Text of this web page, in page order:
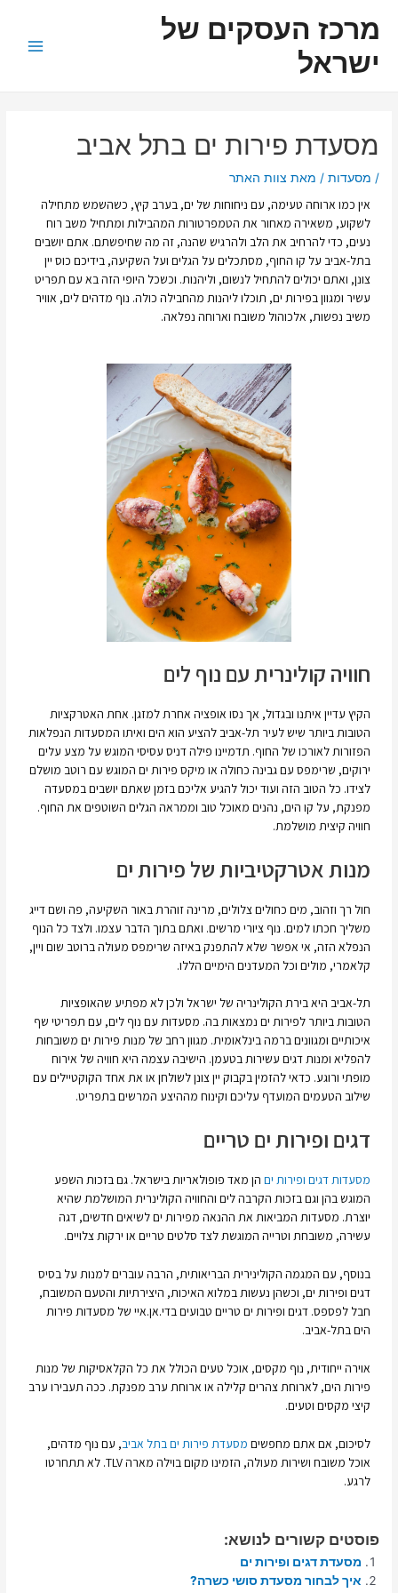
לתוכןמרכז העסקים של
ישראל
מסעדת פירות ים בתל אביב
/ מסעדות / מאת צוות האתר
אין כמו ארוחה טעימה, עם ניחוחות של ים, בערב קיץ, כשהשמש מתחילה
לשקוע, משאירה מאחור את הטמפרטורות המהבילות ומתחיל משב רוח
נעים, כדי להרחיב את הלב ולהרגיש שהנה, זה מה שחיפשתם. אתם יושבים
בתל-אביב על קו החוף, מסתכלים על הגלים ועל השקיעה, בידיכם כוס יין
צונן, ואתם יכולים להתחיל לנשום, וליהנות. וכשכל היופי הזה בא עם תפריט
עשיר ומגוון בפירות ים, תוכלו ליהנות מהחבילה כולה. נוף מדהים לים, אוויר
משיב נפשות, אלכוהול משובח וארוחה נפלאה.
חוויה קולינרית עם נוף לים
הקיץ עדיין איתנו ובגדול, אך נסו אופציה אחרת למזגן. אחת האטרקציות
הטובות ביותר שיש לעיר תל-אביב להציע הוא הים ואיתו המסעדות הנפלאות
הפזורות לאורכו של החוף. תדמיינו פילה דניס עסיסי המוגש על מצע עלים
ירוקים, שרימפס עם גבינה כחולה או מיקס פירות ים המוגש עם רוטב מושלם
לצידו. כל הטוב הזה ועוד יכול להגיע אליכם בזמן שאתם יושבים במסעדה
מפנקת, על קו הים, נהנים מאוכל טוב וממראה הגלים השוטפים את החוף.
חוויה קיצית מושלמת.
מנות אטרקטיביות של פירות ים
חול רך וזהוב, מים כחולים צלולים, מרינה זוהרת באור השקיעה, פה ושם דייג
משליך חכתו למים. נוף ציורי מרשים. ואתם בתוך הדבר עצמו. ולצד כל הנוף
הנפלא הזה, אי אפשר שלא להתפנק באיזה שרימפס מעולה ברוטב שום ויין,
קלאמרי, מולים וכל המעדנים הימיים הללו.
תל-אביב היא בירת הקולינריה של ישראל ולכן לא מפתיע שהאופציות
הטובות ביותר לפירות ים נמצאות בה. מסעדות עם נוף לים, עם תפריטי שף
איכותיים ומגוונים ברמה בינלאומית. מגוון רחב של מנות פירות ים משובחות
להפליא ומנות דגים עשירות בטעמן. הישיבה עצמה היא חוויה של אירוח
מופתי ורוגע. כדאי להזמין בקבוק יין צונן לשולחן או את אחד הקוקטיילים עם
שילוב הטעמים המועדף עליכם וקינוח מההיצע המרשים בתפריט.
דגים ופירות ים טריים
מסעדות דגים ופירות ים הן מאד פופולאריות בישראל. גם בזכות השפע
המוגש בהן וגם בזכות הקרבה לים והחוויה הקולינרית המושלמת שהיא
יוצרת. מסעדות המביאות את ההנאה מפירות ים לשיאים חדשים, דגה
עשירה, משובחת וטרייה המוגשת לצד סלטים טריים או ירקות צלויים.
בנוסף, עם המגמה הקולינירית הבריאותית, הרבה עוברים למנות על בסיס
דגים ופירות ים, וכשהן נעשות במלוא האיכות, היצירתיות והטעם המשובח,
חבל לפספס. דגים ופירות ים טריים טבועים בדי.אן.איי של מסעדות פירות
הים בתל-אביב.
אוירה ייחודית, נוף מקסים, אוכל טעים הכולל את כל הקלאסיקות של מנות
פירות הים, לארוחת צהרים קלילה או ארוחת ערב מפנקת. ככה תעבירו ערב
קיצי מקסים וטעים.
לסיכום, אם אתם מחפשים מסעדת פירות ים בתל אביב, עם נוף מדהים,
אוכל משובח ושירות מעולה, הזמינו מקום בוילה מארה TLV. לא תתחרטו
לרגע.
פוסטים קשורים לנושא:
מסעדת דגים ופירות ים
איך לבחור מסעדת סושי כשרה?